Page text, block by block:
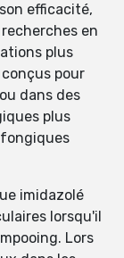
efficacité,
en
plus
pour
dans des
plus
imidazolé
lorsqu'il
Lors